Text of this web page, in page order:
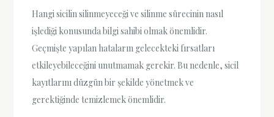
Hangi sicilin silinmeyeceği ve silinme sürecinin nasıl
işlediği konusunda bilgi sahibi olmak önemlidir.
Geçmişte yapılan hataların gelecekteki fırsatları
etkileyebileceğini unutmamak gerekir. Bu nedenle, sicil
kayıtlarını düzgün bir şekilde yönetmek ve
gerektiğinde temizlemek önemlidir.